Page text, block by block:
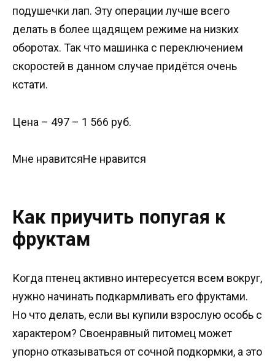
подушечки лап. Эту операции лучше всего
делать в более щадящем режиме на низких
оборотах. Так что машинка с переключением
скоростей в данном случае придётся очень
кстати.
Цена – 497 – 1 566 руб.
Мне нравитсяНе нравится
Как приучить попугая к
фруктам
Когда птенец активно интересуется всем вокруг,
нужно начинать подкармливать его фруктами.
Но что делать, если вы купили взрослую особь с
характером? Своенравный питомец может
упорно отказываться от сочной подкормки, а это